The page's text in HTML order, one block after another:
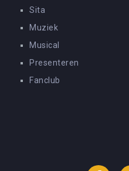
Sita
Muziek
Musical
Presenteren
Fanclub